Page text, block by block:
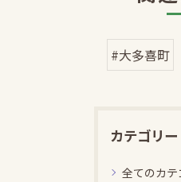
#大多喜町
カテゴリー
全てのカテ